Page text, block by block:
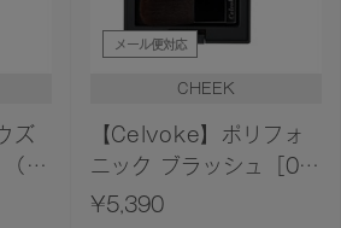
ズ
レ
メール便対応
CHEEK
【Celvoke】ポリフォ
ニック ブラッシュ［01
～04］
¥5,390